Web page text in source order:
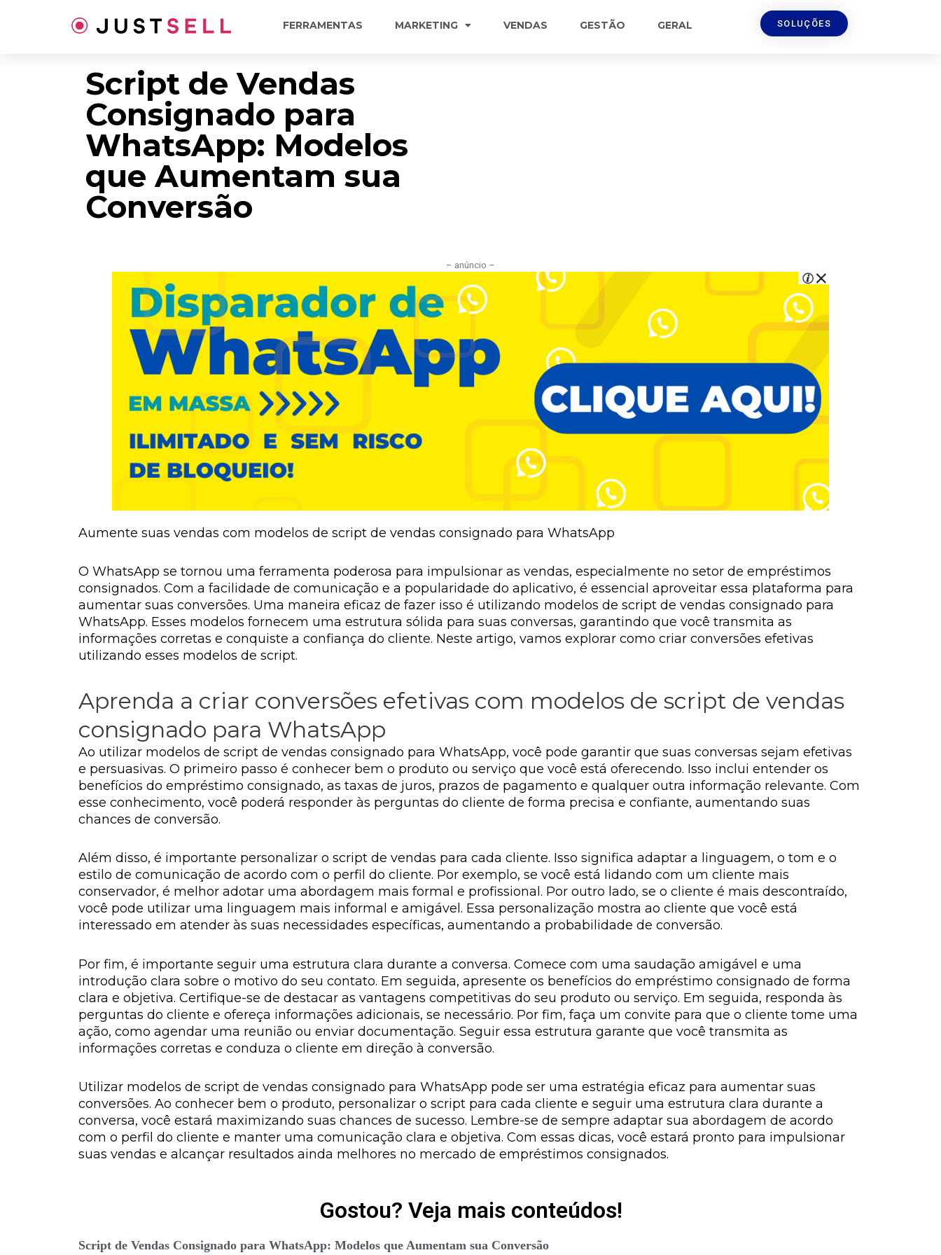
FERRAMENTAS MARKETING VENDAS GESTÃO GERAL SOLUÇÕES
Script de Vendas
Consignado para
WhatsApp: Modelos
que Aumentam sua
Conversão
– anúncio –
Aumente suas vendas com modelos de script de vendas consignado para WhatsApp
O WhatsApp se tornou uma ferramenta poderosa para impulsionar as vendas, especialmente no setor de empréstimos
consignados. Com a facilidade de comunicação e a popularidade do aplicativo, é essencial aproveitar essa plataforma para
aumentar suas conversões. Uma maneira eficaz de fazer isso é utilizando modelos de script de vendas consignado para
WhatsApp. Esses modelos fornecem uma estrutura sólida para suas conversas, garantindo que você transmita as
informações corretas e conquiste a confiança do cliente. Neste artigo, vamos explorar como criar conversões efetivas
utilizando esses modelos de script.
Aprenda a criar conversões efetivas com modelos de script de vendas
consignado para WhatsApp
Ao utilizar modelos de script de vendas consignado para WhatsApp, você pode garantir que suas conversas sejam efetivas
e persuasivas. O primeiro passo é conhecer bem o produto ou serviço que você está oferecendo. Isso inclui entender os
benefícios do empréstimo consignado, as taxas de juros, prazos de pagamento e qualquer outra informação relevante. Com
esse conhecimento, você poderá responder às perguntas do cliente de forma precisa e confiante, aumentando suas
chances de conversão.
Além disso, é importante personalizar o script de vendas para cada cliente. Isso significa adaptar a linguagem, o tom e o
estilo de comunicação de acordo com o perfil do cliente. Por exemplo, se você está lidando com um cliente mais
conservador, é melhor adotar uma abordagem mais formal e profissional. Por outro lado, se o cliente é mais descontraído,
você pode utilizar uma linguagem mais informal e amigável. Essa personalização mostra ao cliente que você está
interessado em atender às suas necessidades específicas, aumentando a probabilidade de conversão.
Por fim, é importante seguir uma estrutura clara durante a conversa. Comece com uma saudação amigável e uma
introdução clara sobre o motivo do seu contato. Em seguida, apresente os benefícios do empréstimo consignado de forma
clara e objetiva. Certifique-se de destacar as vantagens competitivas do seu produto ou serviço. Em seguida, responda às
perguntas do cliente e ofereça informações adicionais, se necessário. Por fim, faça um convite para que o cliente tome uma
ação, como agendar uma reunião ou enviar documentação. Seguir essa estrutura garante que você transmita as
informações corretas e conduza o cliente em direção à conversão.
Utilizar modelos de script de vendas consignado para WhatsApp pode ser uma estratégia eficaz para aumentar suas
conversões. Ao conhecer bem o produto, personalizar o script para cada cliente e seguir uma estrutura clara durante a
conversa, você estará maximizando suas chances de sucesso. Lembre-se de sempre adaptar sua abordagem de acordo
com o perfil do cliente e manter uma comunicação clara e objetiva. Com essas dicas, você estará pronto para impulsionar
suas vendas e alcançar resultados ainda melhores no mercado de empréstimos consignados.
Gostou? Veja mais conteúdos!
Script de Vendas Consignado para WhatsApp: Modelos que Aumentam sua Conversão